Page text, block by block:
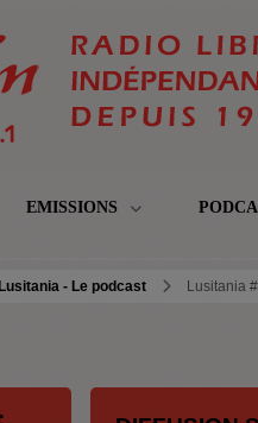
EMISSIONS
Lusitania - Le podcast Lusitania